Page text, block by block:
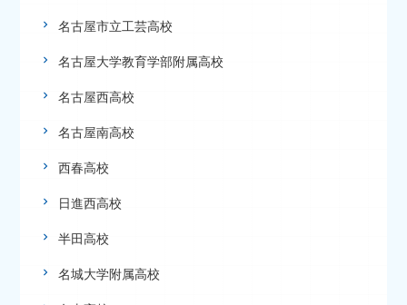
名古屋市立工芸高校
名古屋大学教育学部附属高校
名古屋西高校
名古屋南高校
西春高校
日進西高校
半田高校
名城大学附属高校